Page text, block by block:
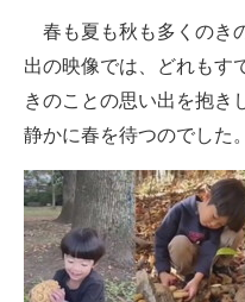
春も夏も秋も多くのき
出の映像では、どれもす
きのことの思い出を抱き
静かに春を待つのでした。